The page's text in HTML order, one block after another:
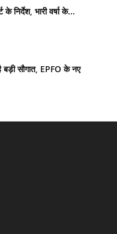
के निर्देश, भारी वर्षा के...
बड़ी सौगात, EPFO के नए